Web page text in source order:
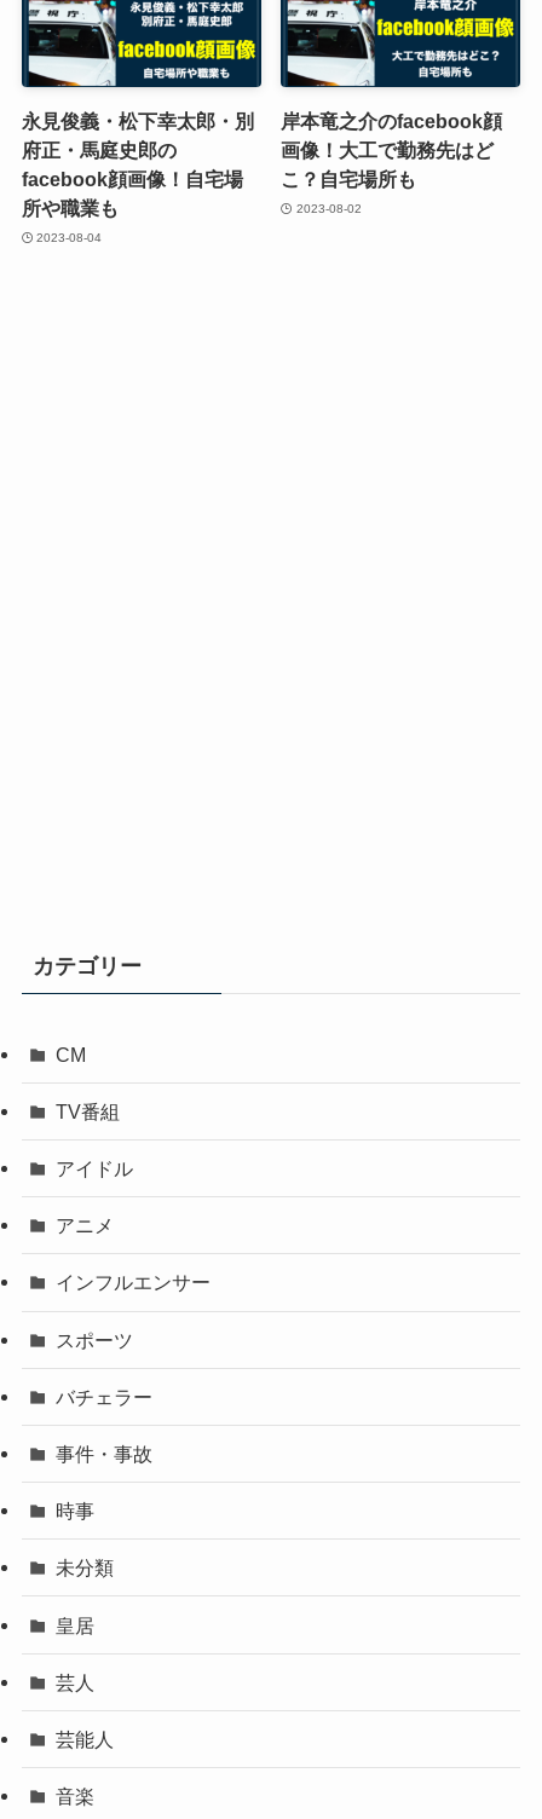
永見俊義・松下幸太郎・別
府正・馬庭史郎の
facebook顔画像！自宅場
所や職業も
2023-08-04
岸本竜之介のfacebook顔
画像！大工で勤務先はど
こ？自宅場所も
2023-08-02
カテゴリー
CM
TV番組
アイドル
アニメ
インフルエンサー
スポーツ
バチェラー
事件・事故
時事
未分類
皇居
芸人
芸能人
音楽